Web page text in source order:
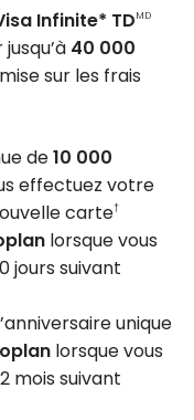
Infinite* TDMD
40 000
sur les frais
de10 000
effectuez votre
carte†
lorsque vous
jours suivant
unique
lorsque vous
mois suivant